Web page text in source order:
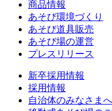
商品情報
あそび環境づくり
あそび道具販売
あそび場の運営
プレスリリース
新卒採用情報
採用情報
自治体のみなさまへ